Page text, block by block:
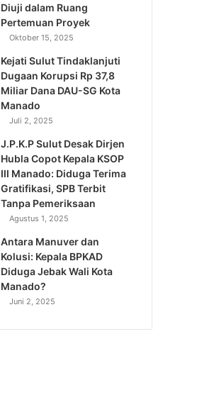
Diuji dalam Ruang
Pertemuan Proyek
Oktober 15, 2025
Kejati Sulut Tindaklanjuti
Dugaan Korupsi Rp 37,8
Miliar Dana DAU-SG Kota
Manado
Juli 2, 2025
J.P.K.P Sulut Desak Dirjen
Hubla Copot Kepala KSOP
III Manado: Diduga Terima
Gratifikasi, SPB Terbit
Tanpa Pemeriksaan
Agustus 1, 2025
Antara Manuver dan
Kolusi: Kepala BPKAD
Diduga Jebak Wali Kota
Manado?
Juni 2, 2025